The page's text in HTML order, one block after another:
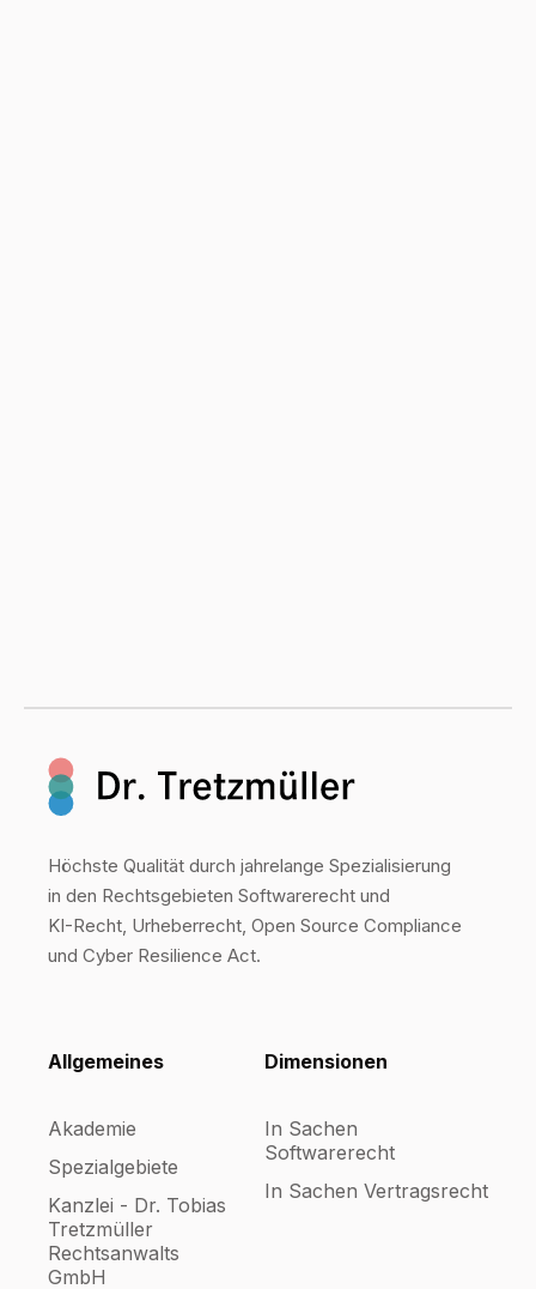
Höchste Qualität durch jahrelange Spezialisierung
in den Rechtsgebieten Softwarerecht und
KI-Recht, Urheberrecht, Open Source Compliance
und Cyber Resilience Act.
Allgemeines
Akademie
Spezialgebiete
Kanzlei - Dr. Tobias
Tretzmüller
Rechtsanwalts
GmbH
Dimensionen
In Sachen
Softwarerecht
In Sachen Vertragsrecht